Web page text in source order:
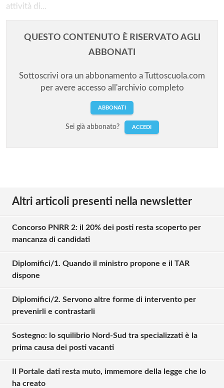
attività di...
QUESTO CONTENUTO È RISERVATO AGLI
ABBONATI
Sottoscrivi ora un abbonamento a Tuttoscuola.com
per avere accesso all'archivio completo
ABBONATI
Sei già abbonato? ACCEDI
Altri articoli presenti nella newsletter
Concorso PNRR 2: il 20% dei posti resta scoperto per
mancanza di candidati
Diplomifici/1. Quando il ministro propone e il TAR
dispone
Diplomifici/2. Servono altre forme di intervento per
prevenirli e contrastarli
Sostegno: lo squilibrio Nord-Sud tra specializzati è la
prima causa dei posti vacanti
Il Portale dati resta muto, immemore della legge che lo
ha creato